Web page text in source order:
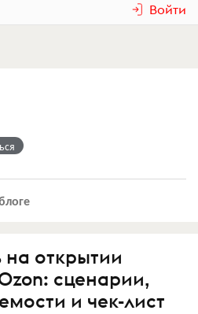
Войти
на открытии
сценарии,
и чек-лист